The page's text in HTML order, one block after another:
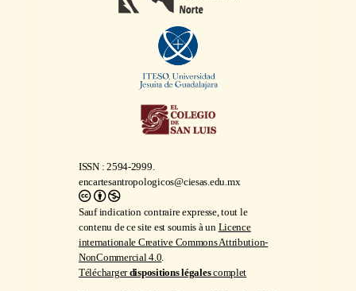
ISSN : 2594-2999.
encartesantropologicos@ciesas.edu.mx
Sauf indication contraire expresse, tout le
contenu de ce site est soumis à un Licence
internationale Creative Commons Attribution-
NonCommercial 4.0.
Téléchargerdispositions légalescomplet